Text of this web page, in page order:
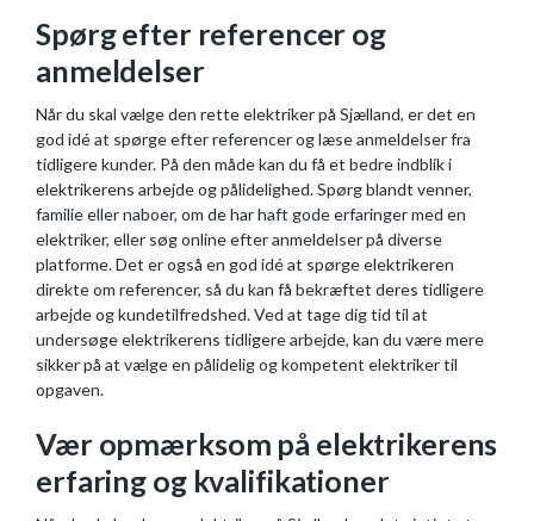
Spørg efter referencer og
anmeldelser
Når du skal vælge den rette elektriker på Sjælland, er det en
god idé at spørge efter referencer og læse anmeldelser fra
tidligere kunder. På den måde kan du få et bedre indblik i
elektrikerens arbejde og pålidelighed. Spørg blandt venner,
familie eller naboer, om de har haft gode erfaringer med en
elektriker, eller søg online efter anmeldelser på diverse
platforme. Det er også en god idé at spørge elektrikeren
direkte om referencer, så du kan få bekræftet deres tidligere
arbejde og kundetilfredshed. Ved at tage dig tid til at
undersøge elektrikerens tidligere arbejde, kan du være mere
sikker på at vælge en pålidelig og kompetent elektriker til
opgaven.
Vær opmærksom på elektrikerens
erfaring og kvalifikationer